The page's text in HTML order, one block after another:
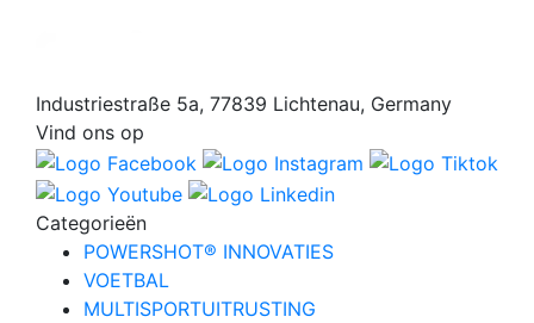
Industriestraße 5a, 77839 Lichtenau, Germany
Vind ons op
Categorieën
POWERSHOT® INNOVATIES
VOETBAL
MULTISPORTUITRUSTING